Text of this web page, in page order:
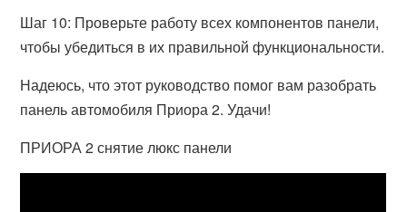
Шаг 10: Проверьте работу всех компонентов панели,
чтобы убедиться в их правильной функциональности.
Надеюсь, что этот руководство помог вам разобрать
панель автомобиля Приора 2. Удачи!
ПРИОРА 2 снятие люкс панели